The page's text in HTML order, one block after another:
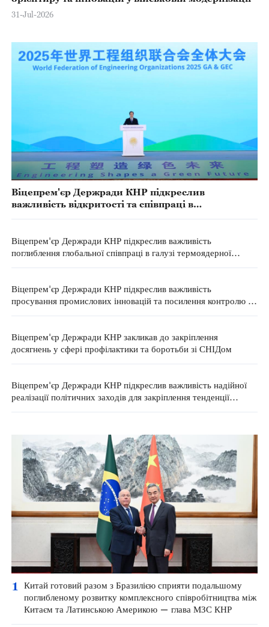
31-Jul-2026
Віцепрем'єр Держради КНР підкреслив
важливість відкритості та співпраці в
Віцепрем'єр Держради КНР підкреслив важливість
поглиблення глобальної співпраці в галузі термоядерної
Віцепрем'єр Держради КНР підкреслив важливість
просування промислових інновацій та посилення контролю за
Віцепрем'єр Держради КНР закликав до закріплення
досягнень у сфері профілактики та боротьби зі СНІДом
Віцепрем'єр Держради КНР підкреслив важливість надійної
реалізації політичних заходів для закріплення тенденції
1
Китай готовий разом з Бразилією сприяти подальшому
поглибленому розвитку комплексного співробітництва між
Китаєм та Латинською Америкою — глава МЗС КНР